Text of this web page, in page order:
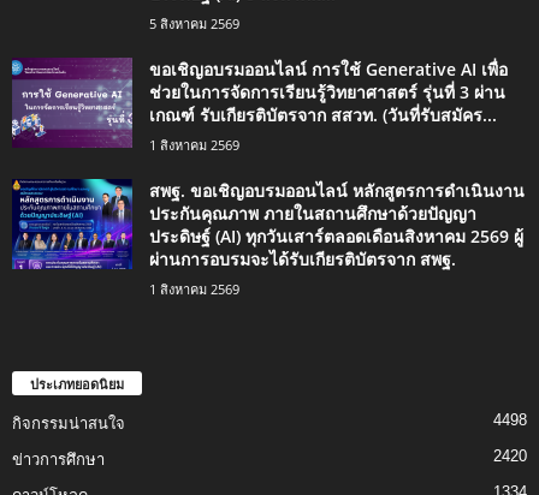
5 สิงหาคม 2569
ขอเชิญอบรมออนไลน์ การใช้ Generative AI เพื่อ
ช่วยในการจัดการเรียนรู้วิทยาศาสตร์ รุ่นที่ 3 ผ่าน
เกณฑ์ รับเกียรติบัตรจาก สสวท. (วันที่รับสมัคร...
1 สิงหาคม 2569
สพฐ. ขอเชิญอบรมออนไลน์ หลักสูตรการดำเนินงาน
ประกันคุณภาพ ภายในสถานศึกษาด้วยปัญญา
ประดิษฐ์ (AI) ทุกวันเสาร์ตลอดเดือนสิงหาคม 2569 ผู้
ผ่านการอบรมจะได้รับเกียรติบัตรจาก สพฐ.
1 สิงหาคม 2569
ประเภทยอดนิยม
กิจกรรมน่าสนใจ 4498
ข่าวการศึกษา 2420